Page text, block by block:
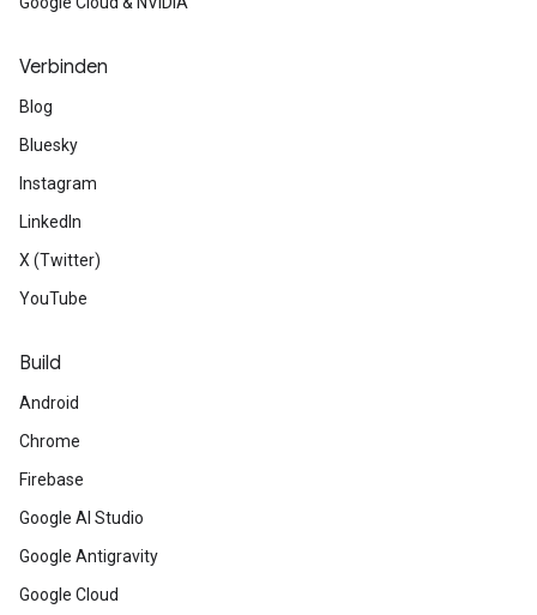
Verbinden
Blog
Bluesky
Instagram
LinkedIn
X (Twitter)
YouTube
Build
Android
Chrome
Firebase
Google AI Studio
Google Antigravity
Google Cloud